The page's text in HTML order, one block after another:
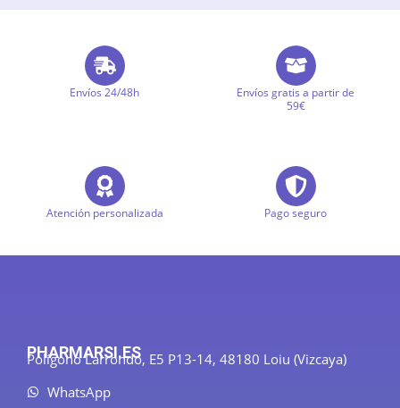
Envíos 24/48h
Envíos gratis a partir de
59€
Atención personalizada Pago seguro
PHARMARSI.ES
Polígono Larrondo, E5 P13-14, 48180 Loiu (Vizcaya)
WhatsApp